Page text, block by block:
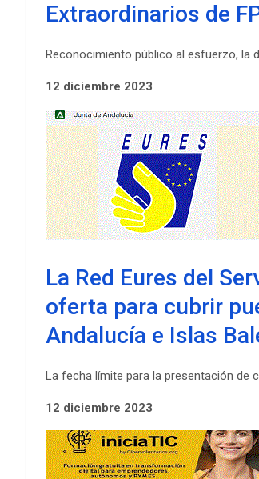
Extraordinarios de
Reconocimiento público al esfuerzo, la
12 diciembre 2023
La Red Eures del
oferta para cubrir
Andalucía e Islas
La fecha límite para la presentación de
12 diciembre 2023